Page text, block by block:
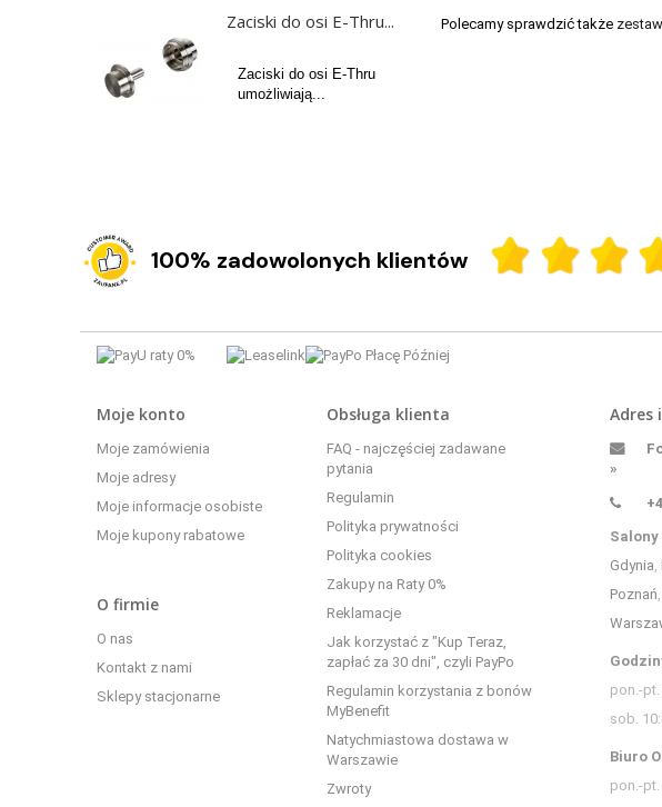
Zaciski do osi E-Thru...
Zaciski do osi E-Thru
umożliwiają...
Polecamy sprawdzić także
100% zadowolonych klientów
Moje konto
Moje zamówienia
Moje adresy
Moje informacje osobiste
Moje kupony rabatowe
O firmie
O nas
Kontakt z nami
Sklepy stacjonarne
Obsługa klienta
FAQ - najczęściej zadawane
pytania
Regulamin
Polityka prywatności
Polityka cookies
Zakupy na Raty 0%
Reklamacje
Jak korzystać z "Kup Teraz,
zapłać za 30 dni", czyli PayPo
Regulamin korzystania z bonów
MyBenefit
Natychmiastowa dostawa w
Warszawie
Zwroty
Adres
»
Gdynia,
Poznań,
pon.-pt.
sob.
Biuro
pon.-pt.